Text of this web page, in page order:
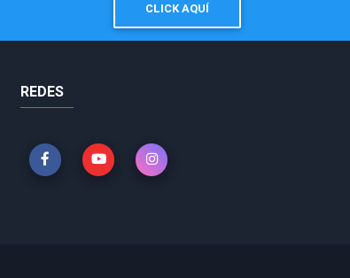
CLICK AQUÍ
REDES